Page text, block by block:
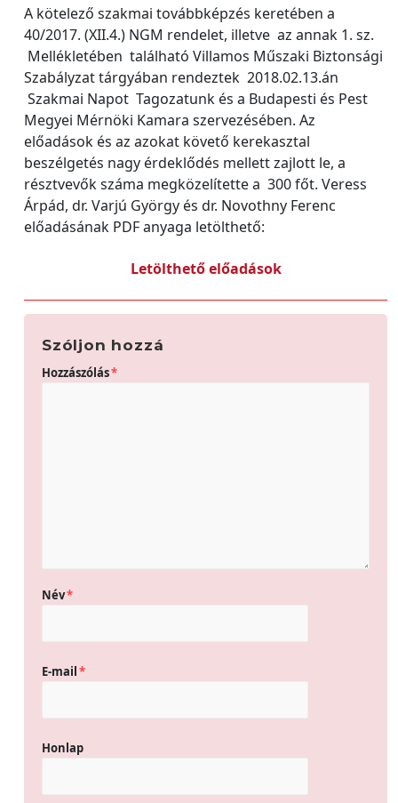
A kötelező szakmai továbbképzés keretében a
40/2017. (XII.4.) NGM rendelet, illetve az annak 1. sz.
Mellékletében található Villamos Műszaki Biztonsági
Szabályzat tárgyában rendeztek 2018.02.13.án
Szakmai Napot Tagozatunk és a Budapesti és Pest
Megyei Mérnöki Kamara szervezésében. Az
előadások és az azokat követő kerekasztal
beszélgetés nagy érdeklődés mellett zajlott le, a
résztvevők száma megközelítette a 300 főt. Veress
Árpád, dr. Varjú György és dr. Novothny Ferenc
előadásának PDF anyaga letölthető:
Letölthető előadások
Szóljon hozzá
Hozzászólás*
Név*
E-mail*
Honlap